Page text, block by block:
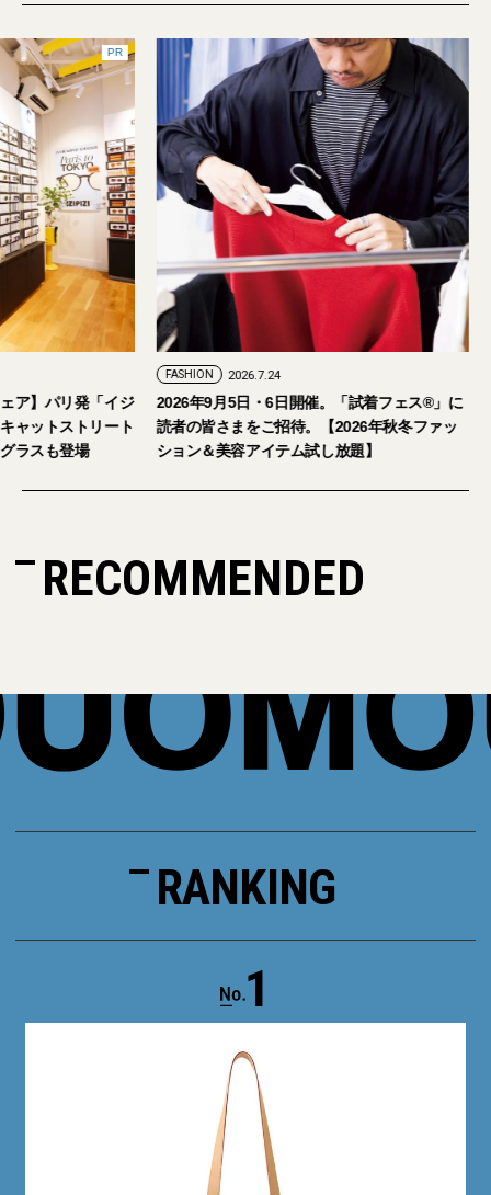
PR
ア】パリ発「イジ
ャットストリート
ラスも登場
FASHION 2026.7.24
2026年9月5日・6日開催。「試着フェス®︎」に
読者の皆さまをご招待。【2026年秋冬ファッ
ション＆美容アイテム試し放題】
RECOMMENDED
RANKING
1